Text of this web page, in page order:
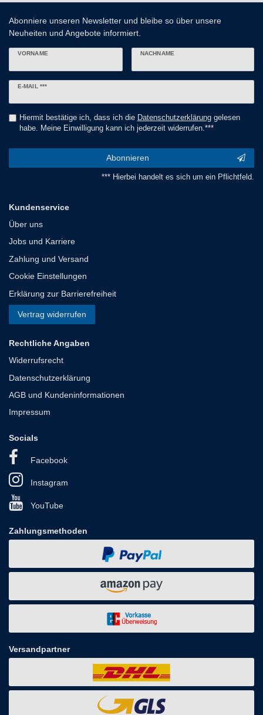
Abonniere unseren Newsletter und bleibe so über unsere
Neuheiten und Angebote informiert.
VORNAME NACHNAME
E-MAIL ***
Newsletter
Hiermit bestätige ich, dass ich die Daten­schutz­erklärunggelesen
habe. Meine Einwilligung kann ich jederzeit widerrufen.***
Abonnieren
*** Hierbei handelt es sich um ein Pflichtfeld.
Kundenservice
Über uns
Jobs und Karriere
Zahlung und Versand
Cookie Einstellungen
Erklärung zur Barrierefreiheit
Vertrag widerrufen
Rechtliche Angaben
Widerrufsrecht
Datenschutzerklärung
AGB und Kundeninformationen
Impressum
Socials
Facebook
Instagram
YouTube
Zahlungsmethoden
Versandpartner